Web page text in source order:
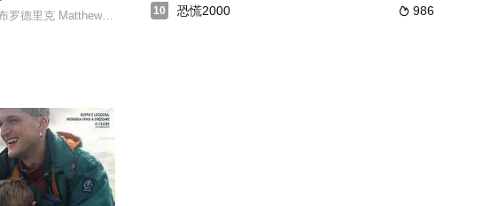
也曾遇到过各种各样的问题的麻烦，
Charles Q. Murphy 饰），尽管这段破裂的婚
安娜·伍德 Anna Wood 饰）相恋多年，两人即将步入婚姻的殿堂，尽管克莱尔是个虚荣心极强
罗德里克 Matthew Broderick 饰）是一名电视节目制作人，混迹在鱼龙混杂的娱乐圈子里，泰
10  986
恐慌2000